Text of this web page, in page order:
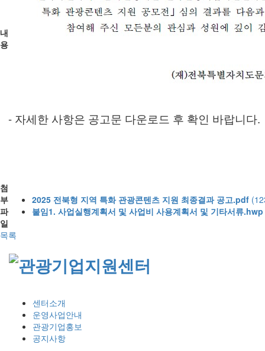
내
용
- 자세한 사항은 공고문 다운로드 후 확인 바랍니다.
첨
부
파
일
2025 전북형 지역 특화 관광콘텐츠 지원 최종결과 공고.pdf
붙임1. 사업실행계획서 및 사업비 사용계획서 및 기타서류.hwp
목록
센터소개
운영사업안내
관광기업홍보
공지사항